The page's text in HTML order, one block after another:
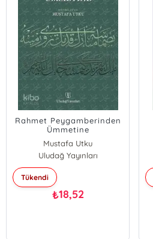
Rahmet Peygamberinden
Ümmetine
Mustafa Utku
Uludağ Yayınları
Tükendi
₺18,52